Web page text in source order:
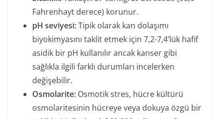
Fahrenhayt derece) korunur.
pH seviyesi:Tipik olarak kan dolaşımı
biyokimyasını taklit etmek için 7,2-7,4’lük hafif
asidik bir pH kullanılır ancak kanser gibi
sağlıkla ilgili farklı durumları incelerken
değişebilir.
Osmolarite: Osmotik stres, hücre kültürü
osmolaritesinin hücreye veya dokuya özgü bir